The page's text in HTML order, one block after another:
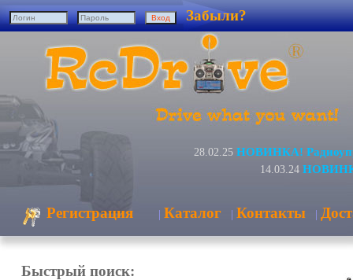
Забыли?
28.02.25 НОВИНКА!
14.03.24
Регистрация | Каталог | Контакты |
Быстрый поиск: